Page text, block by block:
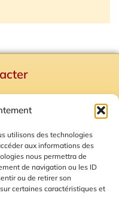
utilisons des technologies
aux informations des
nous permettra de
de navigation ou les ID
ou de retirer son
certaines caractéristiques et
Plan du site